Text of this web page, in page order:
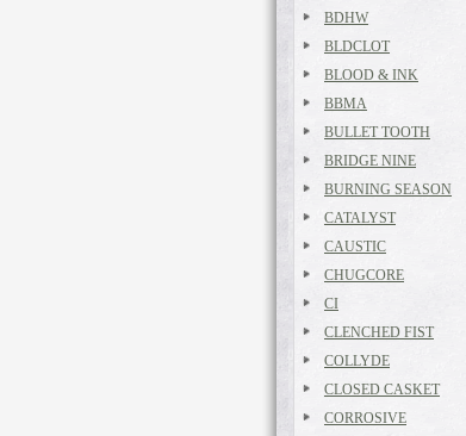
BDHW
BLDCLOT
BLOOD & INK
BBMA
BULLET TOOTH
BRIDGE NINE
BURNING SEASON
CATALYST
CAUSTIC
CHUGCORE
CI
CLENCHED FIST
COLLYDE
CLOSED CASKET
CORROSIVE